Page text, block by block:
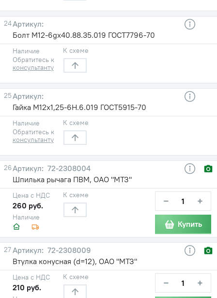
24
Болт М12-6gх40.88.35.019 ГОСТ7796-70
Наличие
Обратитесь к
консультанту
К схеме
25
Гайка М12х1,25-6Н.6.019 ГОСТ5915-70
Наличие
Обратитесь к
консультанту
К схеме
26
72-2308004
Шпилька рычага ПВМ, ОАО "МТЗ"
Наличие
Цена с НДС
260 руб.
К схеме − +
Купить
27
72-2308009
Втулка конусная (d=12), ОАО "МТЗ"
Цена с НДС
210 руб.
К схеме − +